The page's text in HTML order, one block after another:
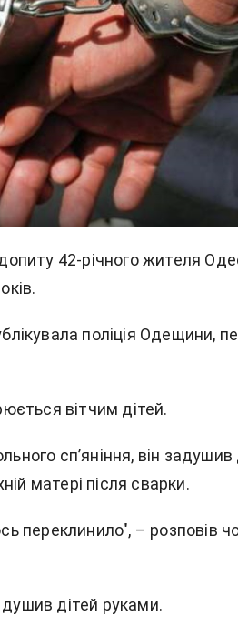
42-річного жителя
поліція Одещини,
вітчим дітей.
сп’яніння, він задушив
матері після сварки.
переклинило", – розповів
дітей руками.